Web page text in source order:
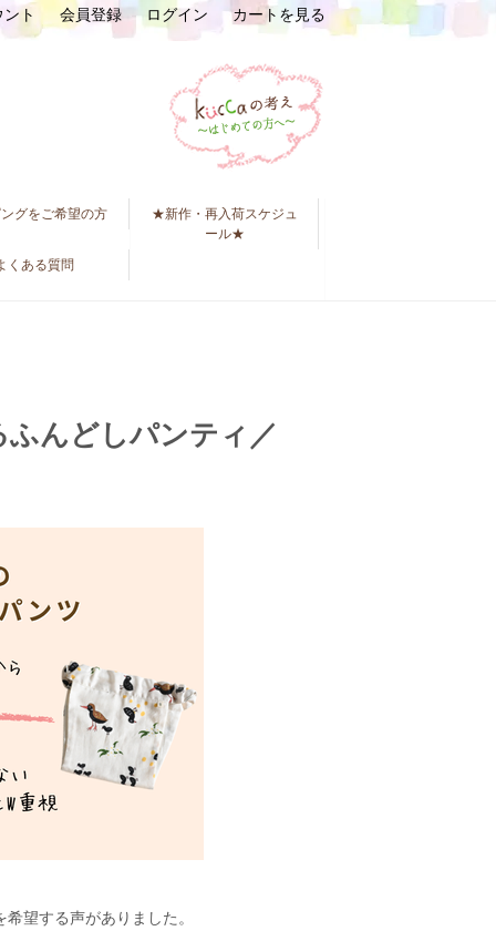
ト 会員登録 ログイン カートを見る
グをご希望の方
★新作・再入荷スケジュ
ール★
くある質問
んどしパンティ／
望する声がありました。